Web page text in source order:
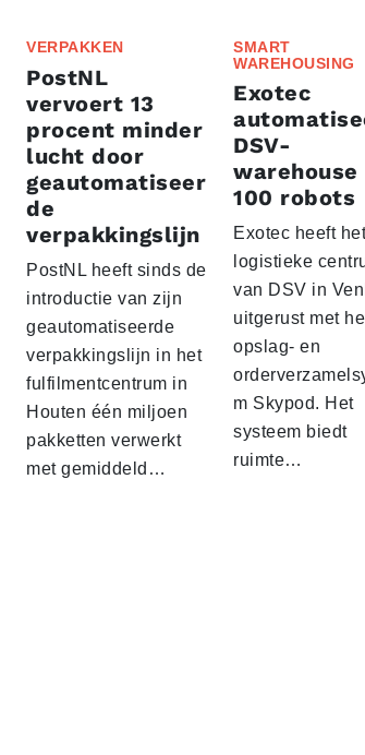
VERPAKKEN
PostNL
vervoert 13
procent minder
lucht door
geautomatiseer
de
verpakkingslijn
PostNL heeft sinds de
introductie van zijn
geautomatiseerde
verpakkingslijn in het
fulfilmentcentrum in
Houten één miljoen
pakketten verwerkt
met gemiddeld…
SMART
WAREHOUSING
Exotec
DSV-
warehouse
100 robots
Exotec heeft het
logistieke
van DSV in
uitgerust met
opslag- en
m Skypod. Het
systeem biedt
ruimte…